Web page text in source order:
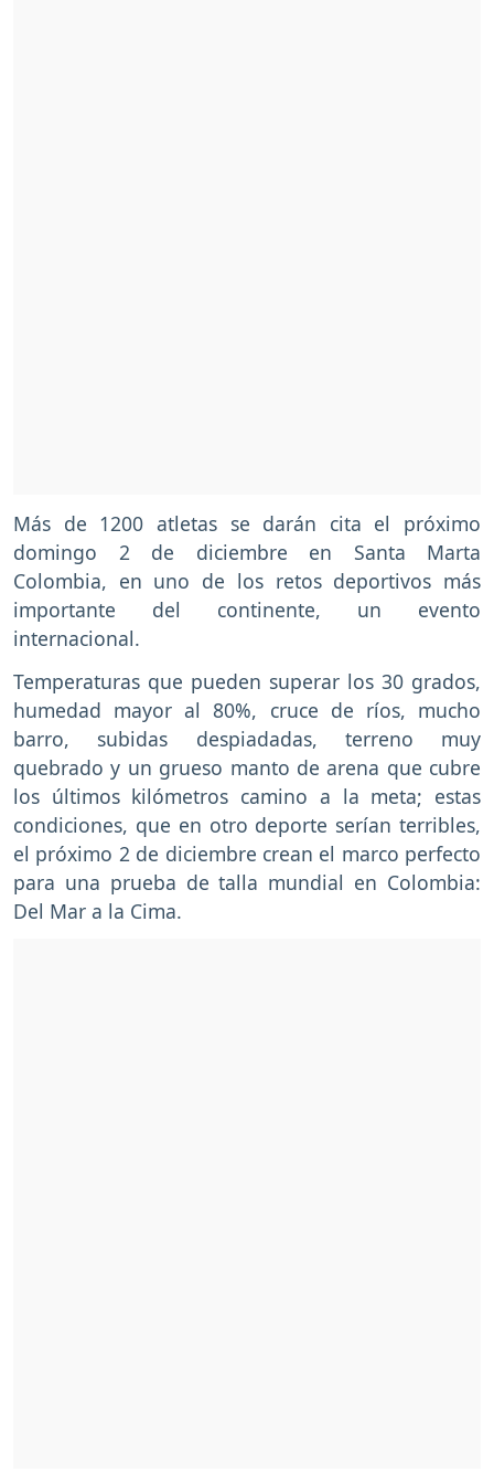
Más de 1200 atletas se darán cita el próximo
domingo 2 de diciembre en Santa Marta
Colombia, en uno de los retos deportivos más
importante del continente, un evento
internacional.
Temperaturas que pueden superar los 30 grados,
humedad mayor al 80%, cruce de ríos, mucho
barro, subidas despiadadas, terreno muy
quebrado y un grueso manto de arena que cubre
los últimos kilómetros camino a la meta; estas
condiciones, que en otro deporte serían terribles,
el próximo 2 de diciembre crean el marco perfecto
para una prueba de talla mundial en Colombia:
Del Mar a la Cima.